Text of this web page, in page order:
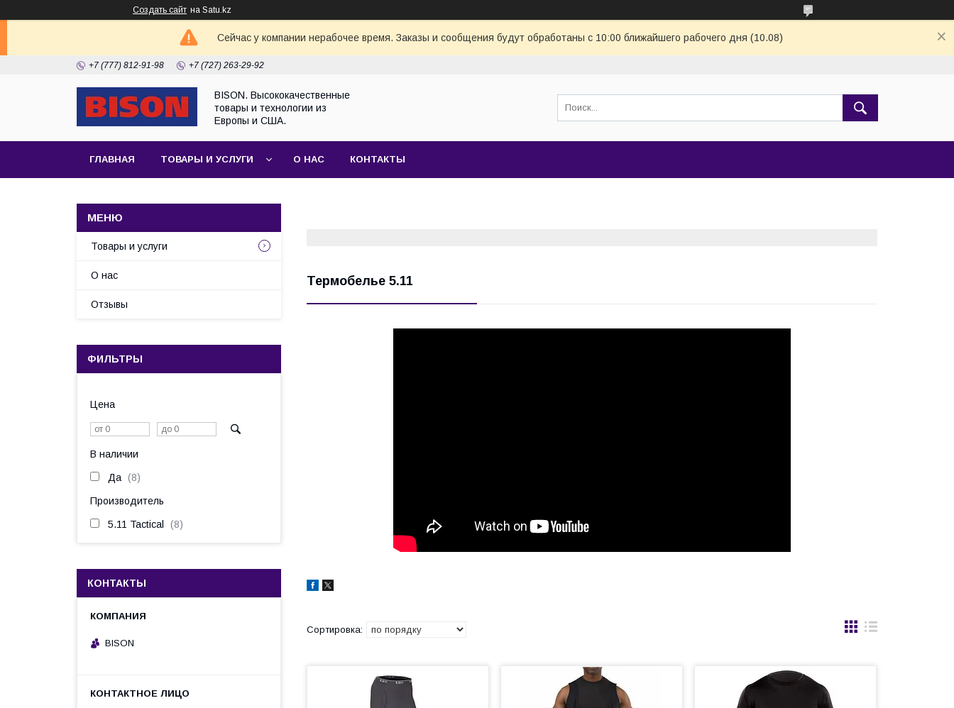
Создать сайт на Satu.kz
Сейчас у компании нерабочее время. Заказы и сообщения будут обработаны с 10:00 ближайшего рабочего дня (10.08)
+7 (777) 812-91-98 +7 (727) 263-29-92
BISON. Высококачественные
товары и технологии из
Европы и США.
ГЛАВНАЯ ТОВАРЫ И УСЛУГИ О НАС КОНТАКТЫ
Термобелье 5.11
Товары и услуги
О нас
Отзывы
ФИЛЬТРЫ
Цена
В наличии
Да 8
Производитель
5.11 Tactical 8
КОНТАКТЫ
BISON